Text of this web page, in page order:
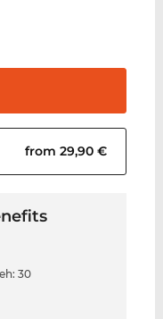
from 29,90 €
30